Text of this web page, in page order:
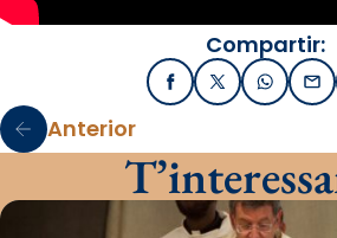
Compartir:
FacebookX / Twitter
Anterior